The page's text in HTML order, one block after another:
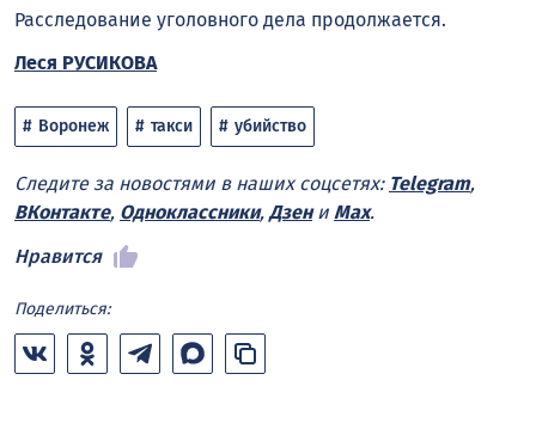
Расследование уголовного дела продолжается.
Леся РУСИКОВА
Воронеж такси убийство
Следите за новостями в наших соцсетях: Telegram,
ВКонтакте, Одноклассники, Дзени Max.
Нравится
Поделиться: